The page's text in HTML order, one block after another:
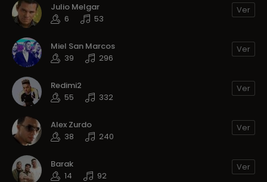
Julio Melgar
6
53
Ver
Miel San Marcos
39
296
Ver
Redimi2
55
332
Ver
Alex Zurdo
38
240
Ver
Barak
14
92
Ver